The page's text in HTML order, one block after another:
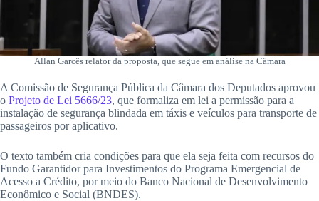
Allan Garcês relator da proposta, que segue em análise na Câmara
A Comissão de Segurança Pública da Câmara dos Deputados aprovou
o Projeto de Lei 5666/23, que formaliza em lei a permissão para a
instalação de segurança blindada em táxis e veículos para transporte de
passageiros por aplicativo.
O texto também cria condições para que ela seja feita com recursos do
Fundo Garantidor para Investimentos do Programa Emergencial de
Acesso a Crédito, por meio do Banco Nacional de Desenvolvimento
Econômico e Social (BNDES).